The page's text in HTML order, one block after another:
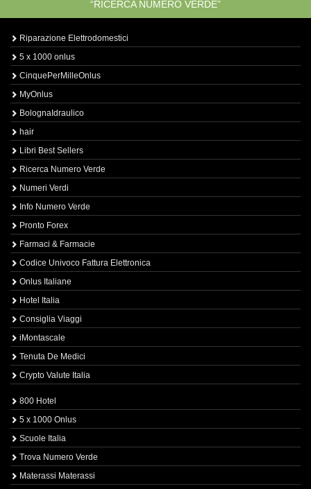
“RICERCA NUMERO VERDE”
Riparazione Elettrodomestici
5 x 1000 onlus
CinquePerMilleOnlus
MyOnlus
BolognaIdraulico
hair
Libri Best Sellers
Ricerca Numero Verde
Numeri Verdi
Info Numero Verde
Pronto Forex
Farmaci & Farmacie
Codice Univoco Fattura Elettronica
Onlus Italiane
Hotel Italia
Consiglia Viaggi
iMontascale
Tenuta De Medici
Crypto Valute Italia
800 Hotel
5 x 1000 Onlus
Scuole Italia
Trova Numero Verde
Materassi Materassi